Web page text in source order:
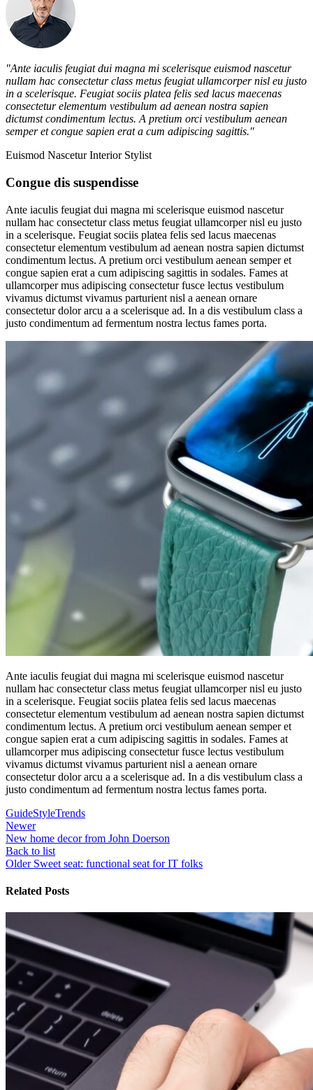
"Ante iaculis feugiat dui magna mi scelerisque euismod nascetur
nullam hac consectetur class metus feugiat ullamcorper nisl eu justo
in a scelerisque. Feugiat sociis platea felis sed lacus maecenas
consectetur elementum vestibulum ad aenean nostra sapien
dictumst condimentum lectus. A pretium orci vestibulum aenean
semper et congue sapien erat a cum adipiscing sagittis."
Euismod NasceturInterior Stylist
Congue dis suspendisse
Ante iaculis feugiat dui magna mi scelerisque euismod nascetur
nullam hac consectetur class metus feugiat ullamcorper nisl eu justo
in a scelerisque. Feugiat sociis platea felis sed lacus maecenas
consectetur elementum vestibulum ad aenean nostra sapien dictumst
condimentum lectus. A pretium orci vestibulum aenean semper et
congue sapien erat a cum adipiscing sagittis in sodales. Fames at
ullamcorper mus adipiscing consectetur fusce lectus vestibulum
vivamus dictumst vivamus parturient nisl a aenean ornare
consectetur dolor arcu a a scelerisque ad. In a dis vestibulum class a
justo condimentum ad fermentum nostra lectus fames porta.
Ante iaculis feugiat dui magna mi scelerisque euismod nascetur
nullam hac consectetur class metus feugiat ullamcorper nisl eu justo
in a scelerisque. Feugiat sociis platea felis sed lacus maecenas
consectetur elementum vestibulum ad aenean nostra sapien dictumst
condimentum lectus. A pretium orci vestibulum aenean semper et
congue sapien erat a cum adipiscing sagittis in sodales. Fames at
ullamcorper mus adipiscing consectetur fusce lectus vestibulum
vivamus dictumst vivamus parturient nisl a aenean ornare
consectetur dolor arcu a a scelerisque ad. In a dis vestibulum class a
justo condimentum ad fermentum nostra lectus fames porta.
GuideStyleTrends
Newer
New home decor from John Doerson
Back to list
Older Sweet seat: functional seat for IT folks
Related Posts